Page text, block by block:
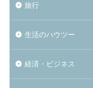
旅行
生活のハウツー
経済・ビジネス